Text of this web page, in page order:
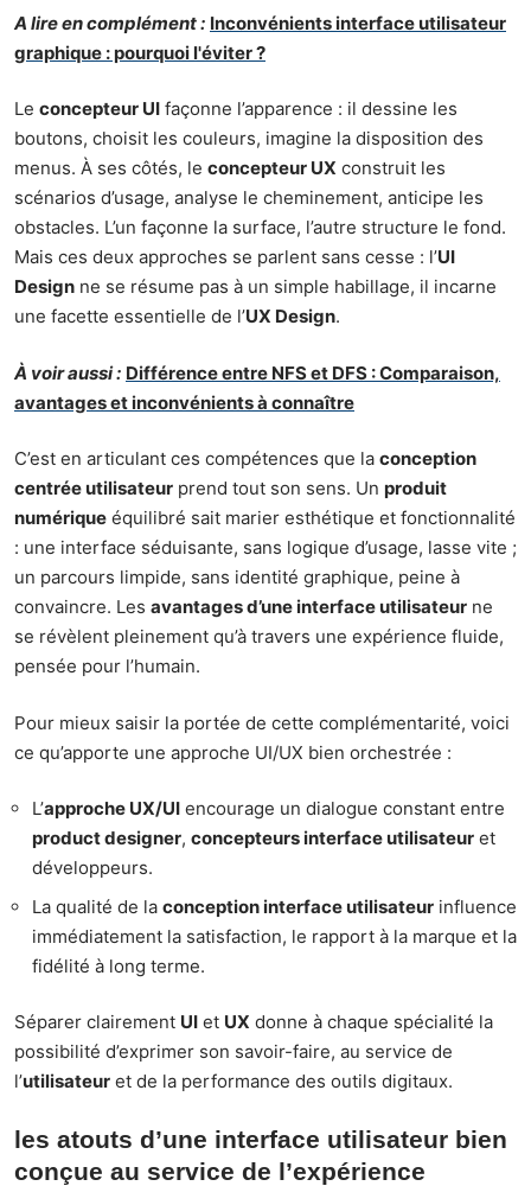
A lire en complément : Inconvénients interface utilisateur
graphique : pourquoi l'éviter ?
Le concepteur UI façonne l’apparence : il dessine les
boutons, choisit les couleurs, imagine la disposition des
menus. À ses côtés, le concepteur UX construit les
scénarios d’usage, analyse le cheminement, anticipe les
obstacles. L’un façonne la surface, l’autre structure le fond.
Mais ces deux approches se parlent sans cesse : l’UI
Design ne se résume pas à un simple habillage, il incarne
une facette essentielle de l’UX Design.
À voir aussi : Différence entre NFS et DFS : Comparaison,
avantages et inconvénients à connaître
C’est en articulant ces compétences que la conception
centrée utilisateur prend tout son sens. Un produit
numérique équilibré sait marier esthétique et fonctionnalité
: une interface séduisante, sans logique d’usage, lasse vite ;
un parcours limpide, sans identité graphique, peine à
convaincre. Les avantages d’une interface utilisateur ne
se révèlent pleinement qu’à travers une expérience fluide,
pensée pour l’humain.
Pour mieux saisir la portée de cette complémentarité, voici
ce qu’apporte une approche UI/UX bien orchestrée :
L’approche UX/UI encourage un dialogue constant entre
product designer, concepteurs interface utilisateur et
développeurs.
La qualité de la conception interface utilisateur influence
immédiatement la satisfaction, le rapport à la marque et la
fidélité à long terme.
Séparer clairement UI et UX donne à chaque spécialité la
possibilité d’exprimer son savoir-faire, au service de
l’utilisateur et de la performance des outils digitaux.
les atouts d’une interface utilisateur bien
conçue au service de l’expérience